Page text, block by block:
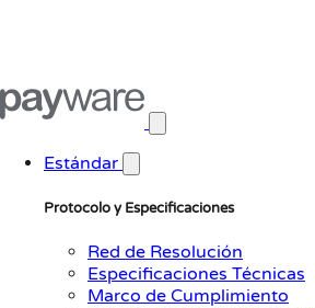
Estándar
Protocolo y Especificaciones
Red de Resolución
Especificaciones Técnicas
Marco de Cumplimiento